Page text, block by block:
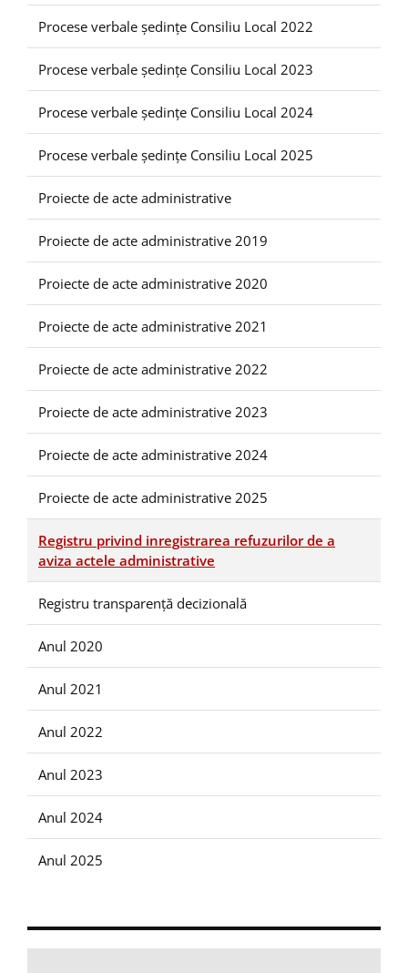
Procese verbale ședințe Consiliu Local 2022
Procese verbale ședințe Consiliu Local 2023
Procese verbale ședințe Consiliu Local 2024
Procese verbale ședințe Consiliu Local 2025
Proiecte de acte administrative
Proiecte de acte administrative 2019
Proiecte de acte administrative 2020
Proiecte de acte administrative 2021
Proiecte de acte administrative 2022
Proiecte de acte administrative 2023
Proiecte de acte administrative 2024
Proiecte de acte administrative 2025
Registru privind inregistrarea refuzurilor de a
aviza actele administrative
Registru transparență decizională
Anul 2020
Anul 2021
Anul 2022
Anul 2023
Anul 2024
Anul 2025